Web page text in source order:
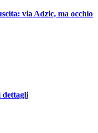
via Adzic, ma occhio
dettagli